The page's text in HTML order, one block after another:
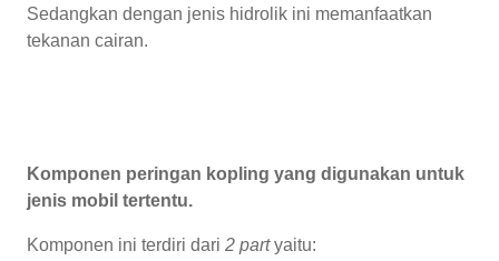
Sedangkan dengan jenis hidrolik ini memanfaatkan
tekanan cairan.
Komponen peringan kopling yang digunakan untuk
jenis mobil tertentu.
Komponen ini terdiri dari 2 partyaitu: